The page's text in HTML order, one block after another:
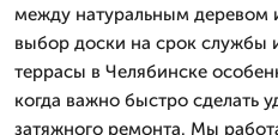
между натуральным деревом
выбор доски на срок службы
террасы в Челябинске
когда важно быстро сделать
затяжного ремонта. Мы